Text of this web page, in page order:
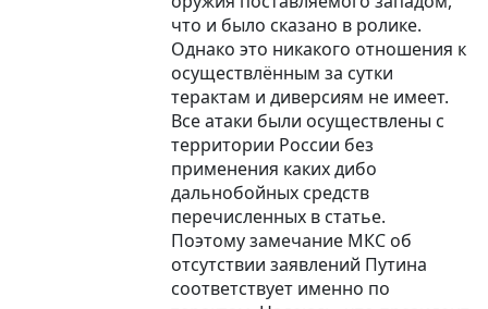
что и было сказано в ролике.
Однако это никакого отношения к
осуществлённым за сутки
терактам и диверсиям не имеет.
Все атаки были осуществлены с
территории России без
применения каких дибо
дальнобойных средств
перечисленных в статье.
Поэтому замечание МКС об
отсутствии заявлений Путина
соответствует именно по